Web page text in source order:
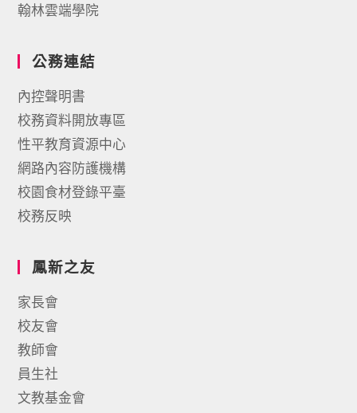
翰林雲端學院
公務連結
內控聲明書
校務資料開放專區
性平教育資源中心
網路內容防護機構
校園食材登錄平臺
校務反映
鳳新之友
家長會
校友會
教師會
員生社
文教基金會